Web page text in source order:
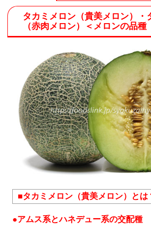
タカミメロン（貴美メロン）・
（赤肉メロン）＜メロンの品種
■タカミメロン（貴美メロン）とは
●アムス系とハネデュー系の交配種